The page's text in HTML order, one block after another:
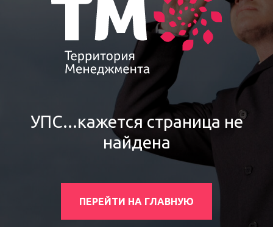
УПС...кажется страница не
найдена
ПЕРЕЙТИ НА ГЛАВНУЮ